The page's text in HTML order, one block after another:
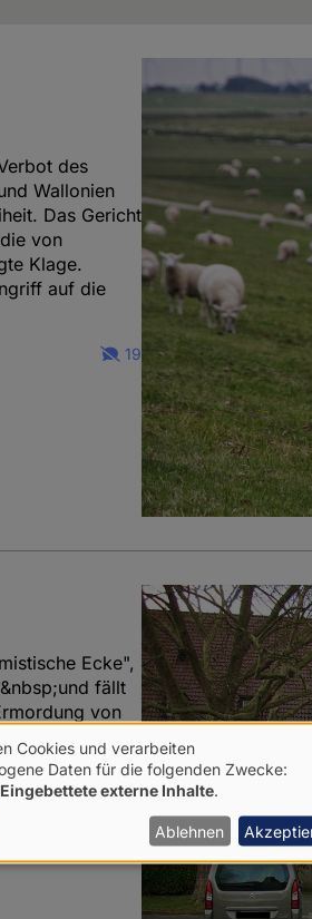
des
Wallonien
Das Gericht
von
Klage.
auf die
19
Ecke",
fällt
von
Die
auf
Cookies und verarbeiten
Daten für die folgenden Zwecke:
externe Inhalte.
Ablehnen